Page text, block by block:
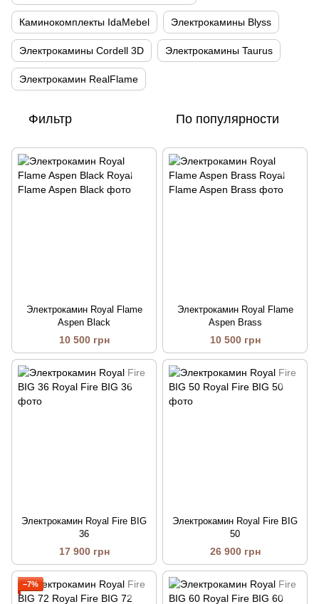
Каминокомплекты IdaMebel Электрокамины Blyss
Электрокамины Cordell 3D Электрокамины Taurus
Электрокамин RealFlame
Фильтр По популярности
Электрокамин Royal Flame
Aspen Black
10 500 грн
Электрокамин Royal Flame
Aspen Brass
10 500 грн
Электрокамин Royal Fire BIG
36
17 900 грн
Электрокамин Royal Fire BIG
50
26 900 грн
−7%